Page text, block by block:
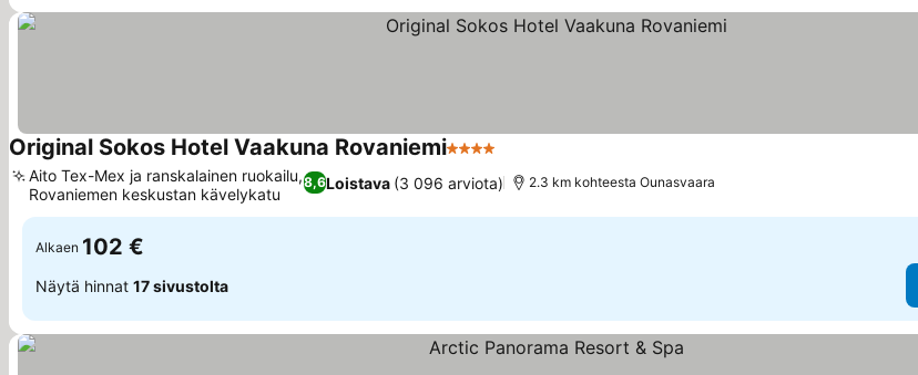
Original Sokos Hotel Vaakuna Rovaniemi4 Tähtiluokitus
8,6Loistava (3 096 arviota)
Aito Tex-Mex ja ranskalainen ruokailu,
Rovaniemen keskustan kävelykatu
2.3 km kohteesta Ounasvaara
Alkaen 102 €
Näytä hinnat 17 sivustolta